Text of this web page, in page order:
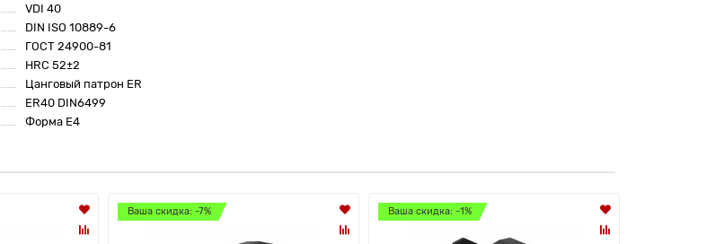
VDI 40
DIN ISO 10889-6
ГОСТ 24900-81
HRC 52±2
Цанговый патрон ER
ER40 DIN6499
Форма E4
Ваша скидка: -7% Ваша скидка: -1%